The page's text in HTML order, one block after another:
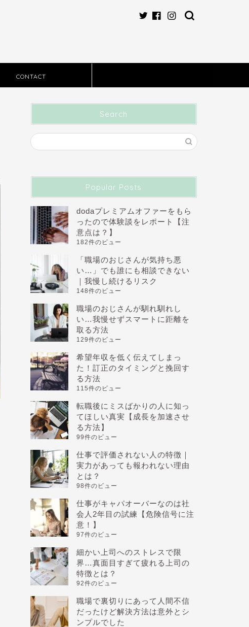
CONTACT
Search
Popular Posts
dodaプレミアムオファーをもら
ったので体験談をレポート【注
意点は？】
182件のビュー
「職場のおじさんが気持ち悪
い…」でも誰にも相談できない
｜我慢し続けるリスク
148件のビュー
職場のおじさんが馴れ馴れし
い…我慢せずスマートに距離を
取る方法
129件のビュー
希望年収を低く伝えてしまっ
た！訂正のタイミングと挽回す
る方法
115件のビュー
転職後にミスばかりの人に知っ
てほしい真実【成長を加速させ
る方法】
99件のビュー
仕事で評価されない人の特徴｜
実力があっても報われない理由
とは？
98件のビュー
仕事がキャパオーバーなのは社
会人2年目の試練【危険信号に注
意！】
97件のビュー
細かい上司へのストレスで限
界…真面目すぎて疲れる上司の
特徴とは？
92件のビュー
職場で裏切りにあって人間不信
だったけど解決方法は意外とシ
ンプルでした